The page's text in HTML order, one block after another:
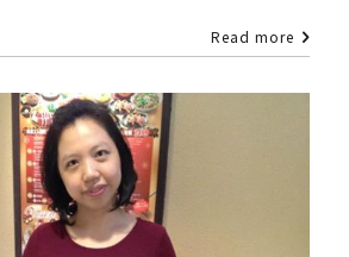
Read more